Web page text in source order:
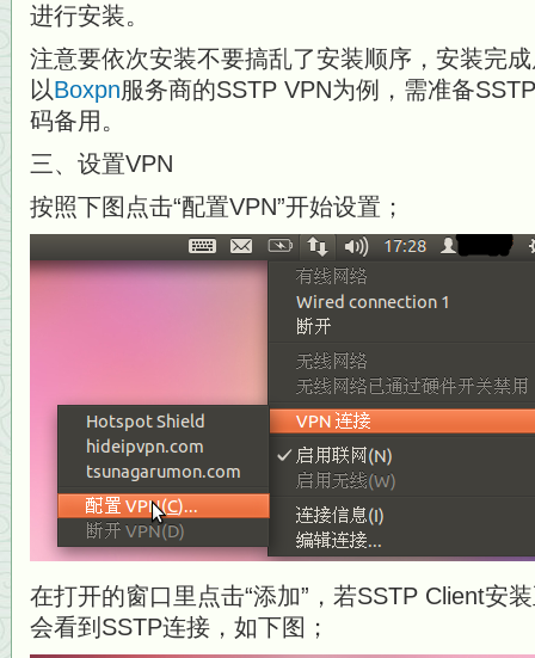
进行安装。
注意要依次安装不要搞乱了安装顺序，安装完
以Boxpn服务商的SSTP VPN为例，需准备
码备用。
三、设置VPN
按照下图点击“配置VPN”开始设置；
在打开的窗口里点击“添加”，若SSTP Client安
会看到SSTP连接，如下图；